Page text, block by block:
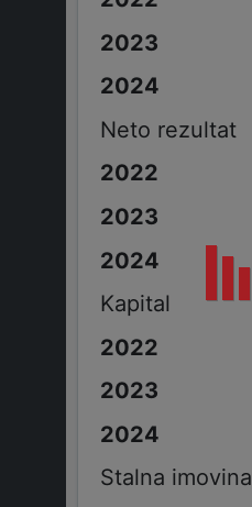
Neto rezultat
Kapital
Stalna imovina